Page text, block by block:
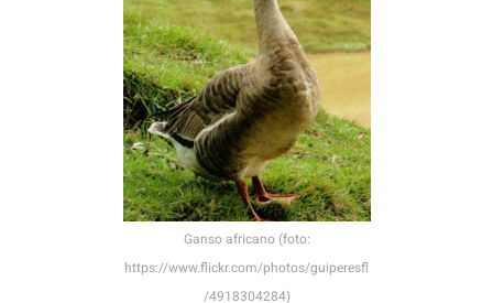
Ganso africano (foto:
https://www.flickr.com/photos/guiperesfl
/4918304284)